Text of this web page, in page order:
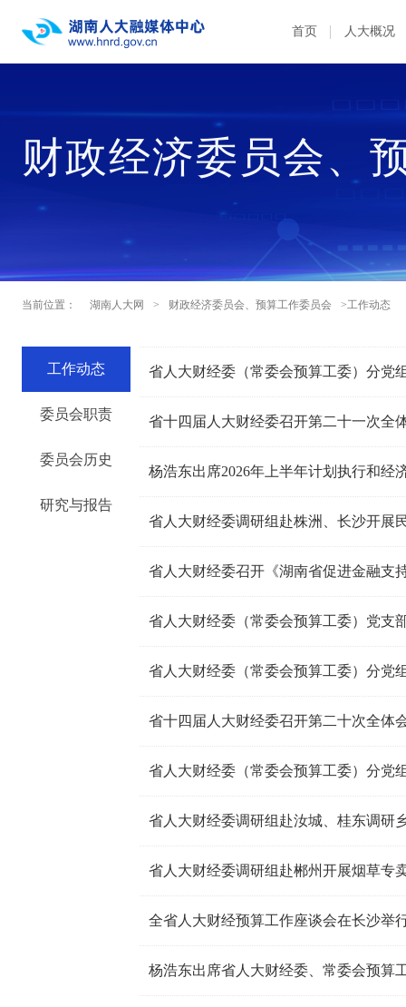
首页 人大概况
财政经济委员会、
当前位置： 湖南人大网 > 财政经济委员会、预算工作委员会 >工作动态
工作动态
委员会职责
委员会历史
研究与报告
省十四届人大财经委召开第二十一次全
杨浩东出席2026年上半年计划执行和经
省人大财经委（常委会预算工委）党支
省十四届人大财经委召开第二十次全体
省人大财经委调研组赴汝城、桂东调研
省人大财经委调研组赴郴州开展烟草专
全省人大财经预算工作座谈会在长沙举
杨浩东出席省人大财经委、常委会预算